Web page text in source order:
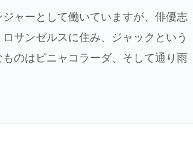
ャーとして働いていますが、俳優志
サンゼルスに住み、ジャックという
のはピニャコラーダ、そして通り雨